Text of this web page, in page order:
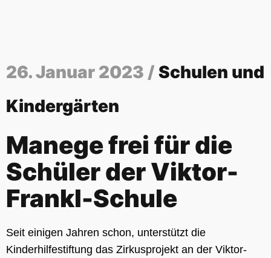
26. Januar 2023 / Schulen und
Kindergärten
Manege frei für die
Schüler der Viktor-
Frankl-Schule
Seit einigen Jahren schon, unterstützt die
Kinderhilfestiftung das Zirkusprojekt an der Viktor-